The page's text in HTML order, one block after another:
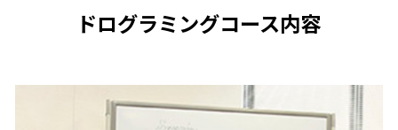
ドログラミングコース内容